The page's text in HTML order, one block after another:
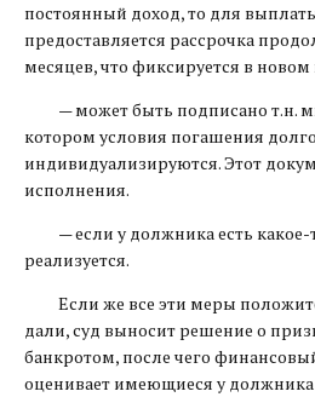
постоянный доход, то для
предоставляется рассрочка
месяцев, что фиксируется в
— может быть подписано т.н.
котором условия погашения
индивидуализируются. Этот
исполнения.
— если у должника есть
реализуется.
Если же все эти меры
дали, суд выносит решение о
банкротом, после чего
оценивает имеющиеся у должника